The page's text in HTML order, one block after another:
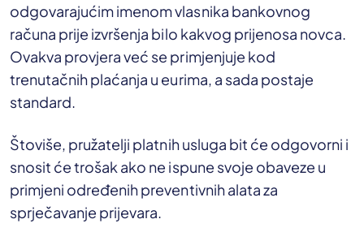
odgovarajućim imenom vlasnika bankovnog
računa prije izvršenja bilo kakvog prijenosa novca.
Ovakva provjera već se primjenjuje kod
trenutačnih plaćanja u eurima, a sada postaje
standard.
Štoviše, pružatelji platnih usluga bit će odgovorni i
snosit će trošak ako ne ispune svoje obaveze u
primjeni određenih preventivnih alata za
sprječavanje prijevara.